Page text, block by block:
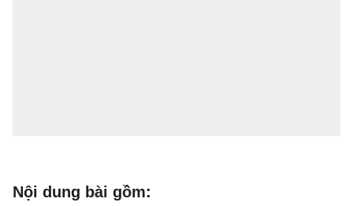
Nội dung bài gồm: